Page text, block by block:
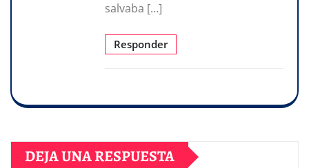
salvaba […]
Responder
DEJA UNA RESPUESTA